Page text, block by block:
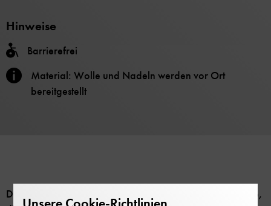
Hinweise
Barrierefrei
Material: Wolle und Nadeln werden vor Ort
bereitgestellt
Der Workshop richtet sich an häkelkundige Teilnehmende,